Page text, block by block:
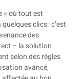
» où tout est
clics : c’est
des
– la solution
selon des règles
avancé,